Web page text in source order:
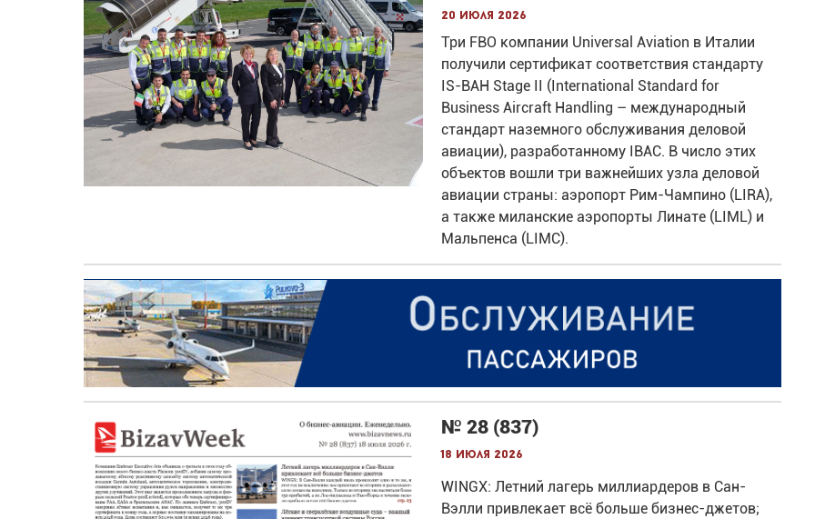
20 июля 2026
Три FBO компании Universal Aviation в Италии
получили сертификат соответствия стандарту
IS-BAH Stage II (International Standard for
Business Aircraft Handling – международный
стандарт наземного обслуживания деловой
авиации), разработанному IBAC. В число этих
объектов вошли три важнейших узла деловой
авиации страны: аэропорт Рим-Чампино (LIRA),
а также миланские аэропорты Линате (LIML) и
Мальпенса (LIMC).
№ 28 (837)
18 июля 2026
WINGX: Летний лагерь миллиардеров в Сан-
Вэлли привлекает всё больше бизнес-джетов;